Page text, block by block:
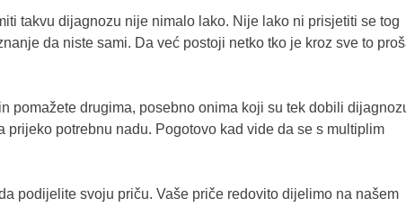
takvu dijagnozu nije nimalo lako. Nije lako ni prisjetiti se tog
da niste sami. Da već postoji netko tko je kroz sve to
pomažete drugima, posebno onima koji su tek dobili
potrebnu nadu. Pogotovo kad vide da se s multiplim
podijelite svoju priču. Vaše priče redovito dijelimo na našem